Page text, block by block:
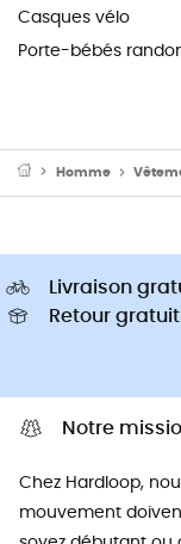
Casques vélo
Porte-bébés
Homme
Livraison
Retour
Notre
Chez Hardloop,
mouvement